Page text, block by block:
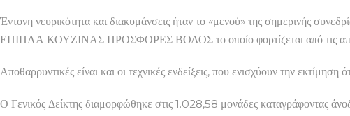
Έντονη νευρικότητα και διακυμάνσεις ήταν το «μενού» της σημερινής
ΕΠΙΠΛΑ ΚΟΥΖΙΝΑΣ ΠΡΟΣΦΟΡΕΣ ΒΟΛΟΣ το οποίο φορτίζεται από τις
Αποθαρρυντικές είναι και οι τεχνικές ενδείξεις, που ενισχύουν την
Ο Γενικός Δείκτης διαμορφώθηκε στις 1.028,58 μονάδες καταγράφοντας